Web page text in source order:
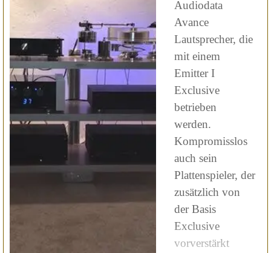
Audiodata
Avance
Lautsprecher, die
mit einem
Emitter I
Exclusive
betrieben
werden.
Kompromisslos
auch sein
Plattenspieler, der
zusätzlich von
der Basis
Exclusive
vorverstärkt